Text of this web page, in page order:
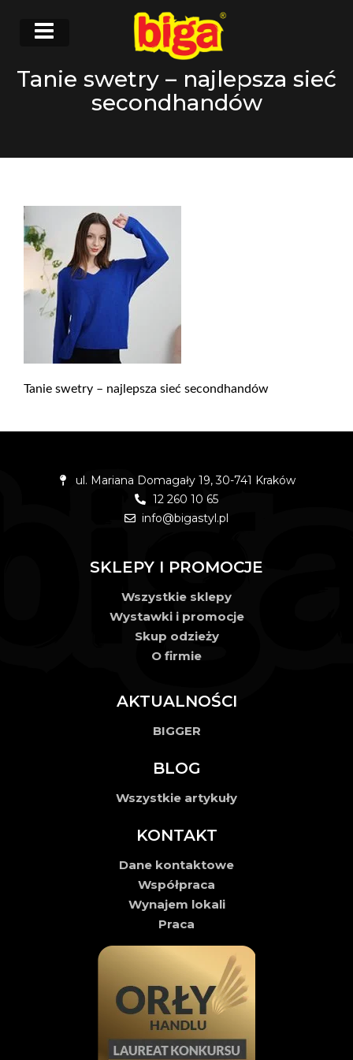
Tanie swetry – najlepsza sieć
secondhandów
Tanie swetry – najlepsza sieć secondhandów
ul. Mariana Domagały 19, 30-741 Kraków
12 260 10 65
info@bigastyl.pl
SKLEPY I PROMOCJE
Wszystkie sklepy
Wystawki i promocje
Skup odzieży
O firmie
AKTUALNOŚCI
BIGGER
BLOG
Wszystkie artykuły
KONTAKT
Dane kontaktowe
Współpraca
Wynajem lokali
Praca